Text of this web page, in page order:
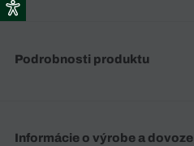
Podrobnosti produktu
Informácie o výrobe a dovoze